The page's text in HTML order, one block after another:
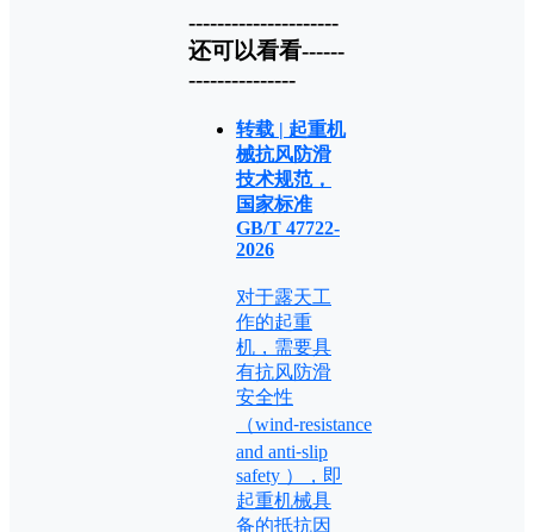
---------------------
还可以看看------
---------------
转载 | 起重机
械抗风防滑
技术规范，
国家标准
GB/T 47722-
2026
对于露天工
作的起重
机，需要具
有抗风防滑
安全性
（wind⁃resistance
and anti⁃slip
safety ），即
起重机械具
备的抵抗因